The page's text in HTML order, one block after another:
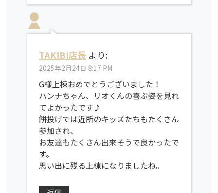
TAKIBI店長 より:
2025年2月24日 8:17 PM
G様上棟おめでとうございました！
ハンナちゃん、リオくんの喜ぶ姿を見れ
てよかったです♪
餅投げでは近所のキッズたちもたくさん
参加され、
お友達もたくさん出来そうで良かったで
す。
思い出に残る上棟になりましたね。